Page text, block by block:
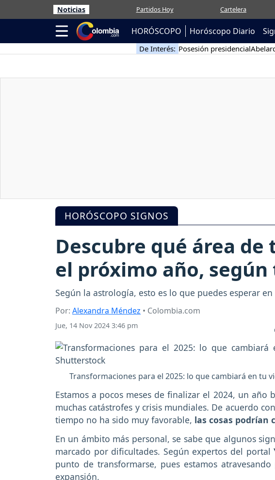
Noticias Partidos Hoy Cartelera
HORÓSCOPO Horóscopo Diario
De Interés: Posesión presidencial
HORÓSCOPO SIGNOS
Descubre qué área
el próximo año,
Según la astrología, esto es lo que puedes esperar
Por: Alexandra Méndez • Colombia.com
Jue, 14 Nov 2024 3:46 pm
Transformaciones para el 2025: lo que cambiará en tu
Estamos a pocos meses de finalizar el 2024, un año
muchas catástrofes y crisis mundiales. De acuerdo
tiempo no ha sido muy favorable, las cosas podrían
En un ámbito más personal, se sabe que algunos
marcado por dificultades. Según expertos del portal
punto de transformarse, pues estamos
expansión.